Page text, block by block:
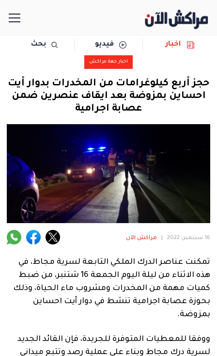
مجتمع
سياسة
رياضة
حوادث
فنية
منوعة
آراء
اخبار فيديو بحث
اخبار جهة مراكش
حجز أربع كيلوغرامات من المخدرات بدوار أيت
احساين بمزوضة بعد ايقاف عنصرين ضمن
عصابة اجرامية
16 سبتمبر، 2022 مراكش الآن
تمكنت عناصر الدرك الملكي التابعة لسرية مجاط، في
هذه الاثناء من ليلة اليوم الجمعة 16 شتنبر، من ضبط
كميات مهمة من المخدرات ومشروب ماء الحياة، وذلك
بحوزة عصابة اجرامية تنشط في دوار أيت احساين
بمزوضة.
ووفقا للمعطيات المتوفرة للجريدة، فإن القائد الجديد
لسرية درك مجاط وبناء على عملية رصد وتتبع ميداني